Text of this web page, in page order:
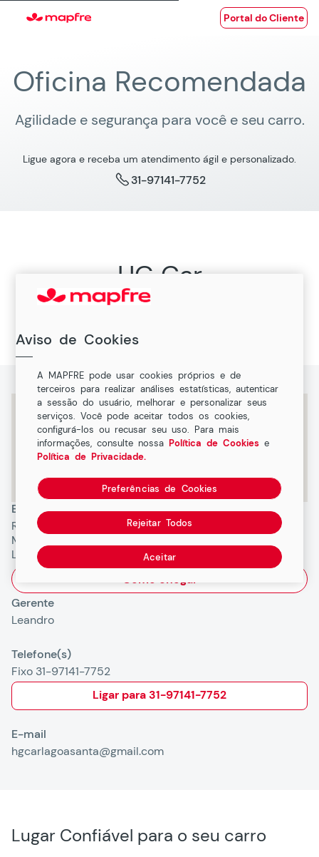
Portal do Cliente
Oficina Recomendada
Agilidade e segurança para você e seu carro.
Ligue agora e receba um atendimento ágil e personalizado.
31-97141-7752
HG Car
Oficina Recomendada MAPFRE em Centro,
Endereço
Rua Vereador Ildeu Viana de
Matos, 711 Centro, 33230037,
Lagoa Santa, MG
Como chegar
Gerente
Leandro
Telefone(s)
Fixo 31-97141-7752
Ligar para31-97141-7752
E-mail
hgcarlagoasanta@gmail.com
Lugar Confiável para o seu carro
Aviso de Cookies
A MAPFRE pode usar cookies próprios e de
terceiros para realizar análises estatísticas, autenticar
a sessão do usuário, melhorar e personalizar seus
serviços. Você pode aceitar todos os cookies,
configurá-los ou recusar seu uso. Para mais
informações, consulte nossaPolítica de Cookies e
Política de Privacidade.
Preferências de Cookies
Rejeitar Todos
Aceitar